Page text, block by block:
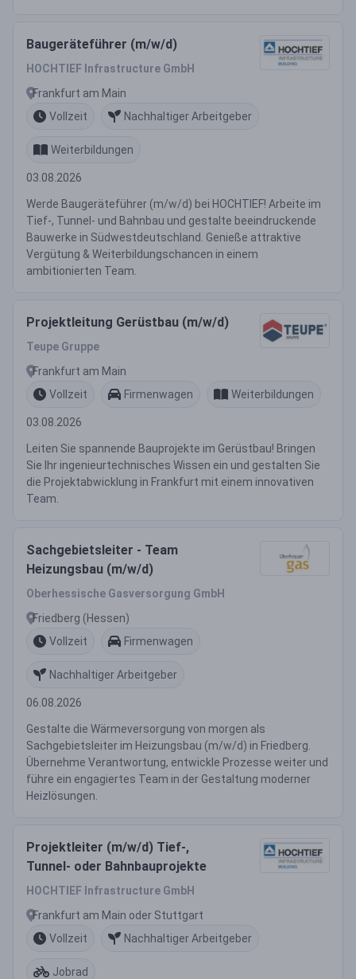
Baugeräteführer (m/w/d)
HOCHTIEF Infrastructure GmbH
Frankfurt am Main
Vollzeit
Nachhaltiger Arbeitgeber
Weiterbildungen
03.08.2026
Werde Baugeräteführer (m/w/d) bei HOCHTIEF! Arbeite im
Tief-, Tunnel- und Bahnbau und gestalte beeindruckende
Bauwerke in Südwestdeutschland. Genieße attraktive
Vergütung & Weiterbildungschancen in einem
ambitionierten Team.
Projektleitung Gerüstbau (m/w/d)
Teupe Gruppe
Frankfurt am Main
Vollzeit
Firmenwagen Weiterbildungen
03.08.2026
Leiten Sie spannende Bauprojekte im Gerüstbau! Bringen
Sie Ihr ingenieurtechnisches Wissen ein und gestalten Sie
die Projektabwicklung in Frankfurt mit einem innovativen
Team.
Sachgebietsleiter - Team
Heizungsbau (m/w/d)
Oberhessische Gasversorgung GmbH
Friedberg (Hessen)
Vollzeit
Firmenwagen
Nachhaltiger Arbeitgeber
06.08.2026
Gestalte die Wärmeversorgung von morgen als
Sachgebietsleiter im Heizungsbau (m/w/d) in Friedberg.
Übernehme Verantwortung, entwickle Prozesse weiter und
führe ein engagiertes Team in der Gestaltung moderner
Heizlösungen.
Projektleiter (m/w/d) Tief-,
Tunnel- oder Bahnbauprojekte
HOCHTIEF Infrastructure GmbH
Frankfurt am Main oder Stuttgart
Vollzeit
Nachhaltiger Arbeitgeber
Jobrad